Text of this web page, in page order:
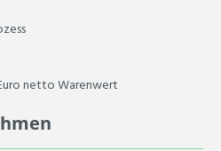
netto Warenwert